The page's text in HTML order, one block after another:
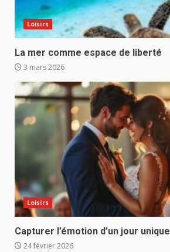
Loisirs
La mer comme espace de liberté
3 mars 2026
Loisirs
Capturer l’émotion d’un jour unique
24 février 2026